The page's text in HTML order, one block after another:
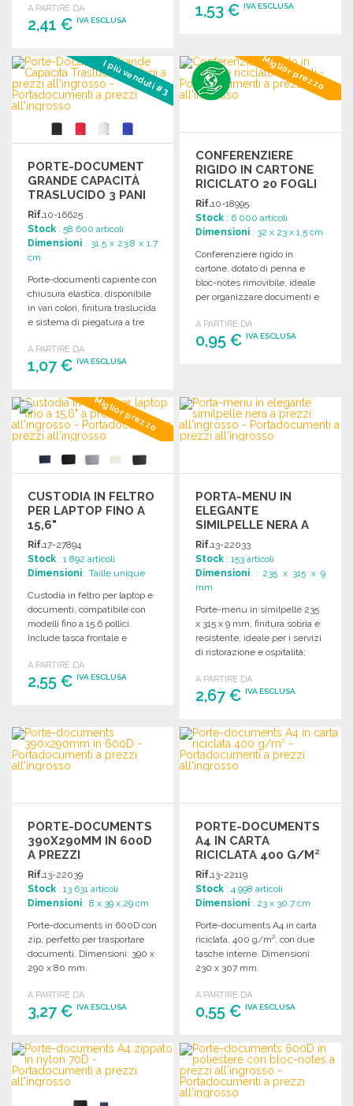
A PARTIRE DA
2,41 € IVA ESCLUSA
ORDINARE
Richiedi un preventivo
1,53 €IVA ESCLUSA
Richiedi un preventivo
I più venduti #3
PORTE-DOCUMENT
GRANDE CAPACITÀ
TRASLUCIDO 3 PANI
Rif.10-16625
Stock : 58 600 articoli
Dimensioni : 31.5 x 23.8 x 1.7
cm
Porte-documenti capiente con
chiusura elastica, disponibile
in vari colori, finitura traslucida
e sistema di piegatura a tre
A PARTIRE DA
1,07 € IVA ESCLUSA
ORDINARE
Richiedi un preventivo
Miglior prezzo
CONFERENZIERE
RIGIDO IN CARTONE
RICICLATO 20 FOGLI
Rif.10-18995
Stock : 6 000 articoli
Dimensioni : 32 x 23 x 1.5 cm
Conferenziere rigido in
cartone, dotato di penna e
bloc-notes rimovibile, ideale
per organizzare documenti e
A PARTIRE DA
0,95 €IVA ESCLUSA
Richiedi un preventivo
Miglior prezzo
CUSTODIA IN FELTRO
PER LAPTOP FINO A
15,6"
Rif.17-27894
Stock : 1 892 articoli
Dimensioni : Taille unique
Custodia in feltro per laptop e
documenti, compatibile con
modelli fino a 15,6 pollici.
Include tasca frontale e
A PARTIRE DA
2,55 € IVA ESCLUSA
Richiedi un preventivo
PORTA-MENU IN
ELEGANTE
SIMILPELLE NERA A
PREZZI
ALL'INGROSSO
Rif.13-22033
Stock : 153 articoli
Dimensioni : 235 x 315 x 9
mm
Porte-menu in similpelle 235
x 315 x 9 mm, finitura sobria e
resistente, ideale per i servizi
di ristorazione e ospitalità;
all'ingrosso per attrezzature
professionali.
A PARTIRE DA
2,67 €IVA ESCLUSA
ORDINARE
Richiedi un preventivo
PORTE-DOCUMENTS
390X290MM IN 600D
A PREZZI
ALL'INGROSSO
Rif.13-22039
Stock : 13 631 articoli
Dimensioni : 8 x 39 x 29 cm
Porte-documents in 600D con
zip, perfetto per trasportare
documenti. Dimensioni: 390 x
290 x 80 mm.
A PARTIRE DA
3,27 € IVA ESCLUSA
ORDINARE
Richiedi un preventivo
PORTE-DOCUMENTS
A4 IN CARTA
RICICLATA 400 G/M²
Rif.13-22119
Stock : 4 998 articoli
Dimensioni : 23 x 30.7 cm
Porte-documents A4 in carta
riciclata, 400 g/m², con due
tasche interne. Dimensioni:
230 x 307 mm.
A PARTIRE DA
0,55 €IVA ESCLUSA
ORDINARE
Richiedi un preventivo